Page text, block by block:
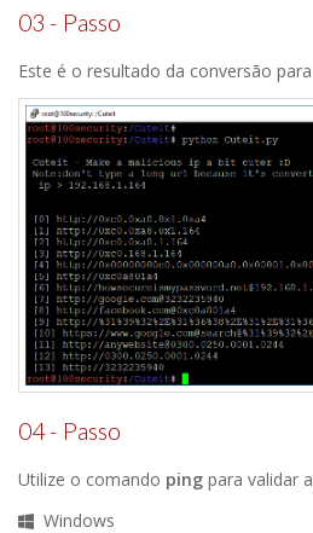
03 - Passo
Este é o resultado da conversão
04 - Passo
Utilize o comando ping para validar
Windows